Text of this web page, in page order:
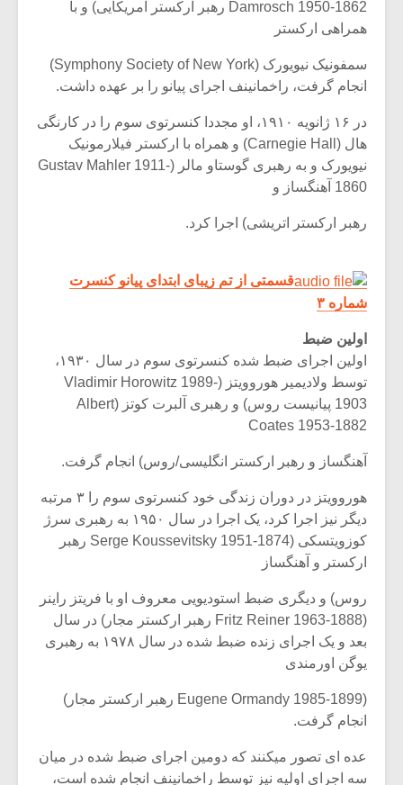
Damrosch 1950-1862 رهبر ارکستر آمریکایی) و با
همراهی ارکستر
سمفونیک نیویورک (Symphony Society of New York)
انجام گرفت، راخمانینف اجرای پیانو را بر عهده داشت.
در ۱۶ ژانویه ۱۹۱۰، او مجددا کنسرتوی سوم را در کارنگی
هال (Carnegie Hall) و همراه با ارکستر فیلارمونیک
نیویورک و به رهبری گوستاو مالر (Gustav Mahler 1911-
1860 آهنگساز و
رهبر ارکستر اتریشی) اجرا کرد.
قسمتی از تم زیبای ابتدای پیانو کنسرت
شماره ۳
اولین ضبط
اولین اجرای ضبط شده کنسرتوی سوم در سال ۱۹۳۰،
توسط ولادیمیر هوروویتز (Vladimir Horowitz 1989-
1903 پیانیست روس) و رهبری آلبرت کوتز (Albert
Coates 1953-1882
آهنگساز و رهبر ارکستر انگلیسی/روس) انجام گرفت.
هوروویتز در دوران زندگی خود کنسرتوی سوم را ۳ مرتبه
دیگر نیز اجرا کرد، یک اجرا در سال ۱۹۵۰ به رهبری سرژ
کوزویتسکی (Serge Koussevitsky 1951-1874 رهبر
ارکستر و آهنگساز
روس) و دیگری ضبط استودیویی معروف او با فریتز راینر
(Fritz Reiner 1963-1888 رهبر ارکستر مجار) در سال
بعد و یک اجرای زنده ضبط شده در سال ۱۹۷۸ به رهبری
یوگن اورمندی
(Eugene Ormandy 1985-1899 رهبر ارکستر مجار)
انجام گرفت.
عده ای تصور میکنند که دومین اجرای ضبط شده در میان
سه اجرای اولیه نیز توسط راخمانینف انجام شده است،
یادداشتی بر موسیقی
متن فیلم «متری
اگر نمی توانی
بدنام ترین باش
موسیقی